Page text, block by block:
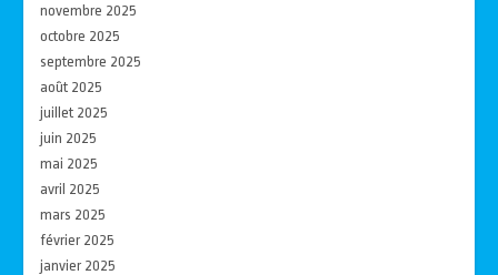
novembre 2025
octobre 2025
septembre 2025
août 2025
juillet 2025
juin 2025
mai 2025
avril 2025
mars 2025
février 2025
janvier 2025